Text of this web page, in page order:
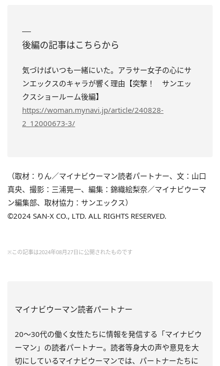
後編の記事はこちらから
気づけばいつも一緒にいた。アラサー女子の心にサ
ンエックスのキャラが響く理由【突撃！ サンエッ
クスショールーム後編】
https://woman.mynavi.jp/article/240828-
2_12000673-3/
（取材：りん／マイナビウーマン読者パートナー、文：山口
真央、撮影：三浦晃一、編集：錦織絵梨奈／マイナビウーマ
ン編集部、取材協力：サンエックス）
©2024 SAN-X CO., LTD. ALL RIGHTS RESERVED.
※この記事は2024年08月27日に公開されたものです
マイナビウーマン読者パートナー
20～30代の働く女性たちに情報を発信する「マイナビウ
ーマン」の読者パートナー。読者等身大の声や意見を大
切にしているマイナビウーマンでは、パートナーたちに